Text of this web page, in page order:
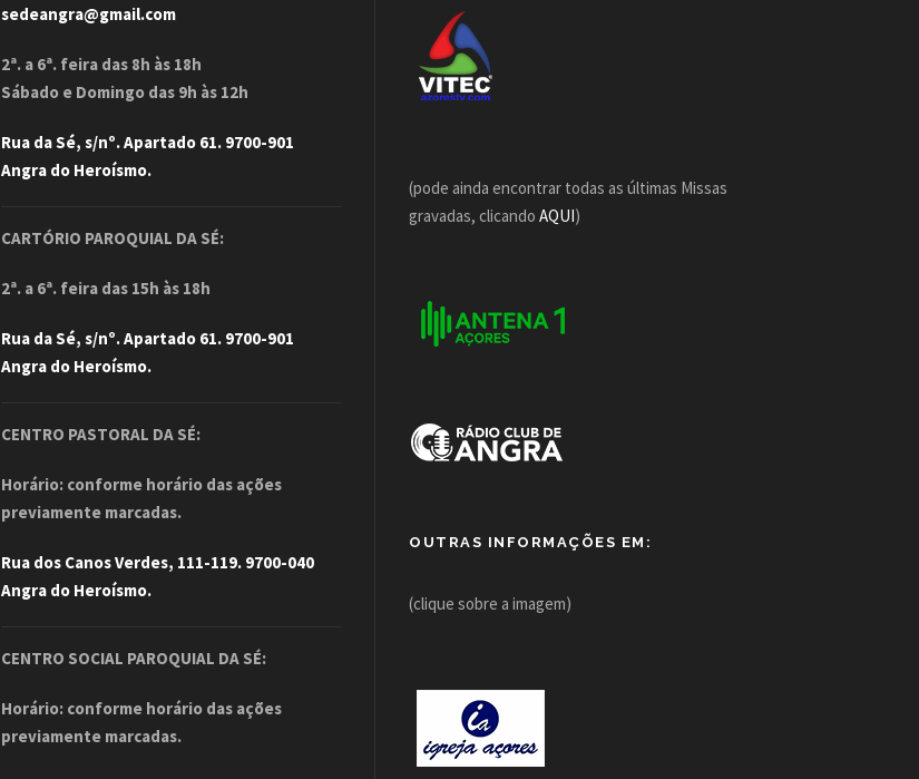
sedeangra@gmail.com
2ª. a 6ª. feira das 8h às 18h
Sábado e Domingo das 9h às 12h
Rua da Sé, s/nº. Apartado 61. 9700-901
Angra do Heroísmo.
CARTÓRIO PAROQUIAL DA SÉ:
2ª. a 6ª. feira das 15h às 18h
Rua da Sé, s/nº. Apartado 61. 9700-901
Angra do Heroísmo.
CENTRO PASTORAL DA SÉ:
Horário: conforme horário das ações
previamente marcadas.
Rua dos Canos Verdes, 111-119. 9700-040
Angra do Heroísmo.
CENTRO SOCIAL PAROQUIAL DA SÉ:
Horário: conforme horário das ações
previamente marcadas.
(pode ainda encontrar todas as últimas Missas
gravadas, clicandoAQUI)
OUTRAS INFORMAÇÕES EM:
(clique sobre a imagem)